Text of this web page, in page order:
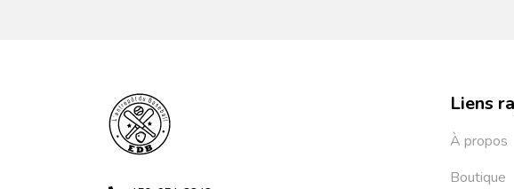
Liens
À propos
Boutique